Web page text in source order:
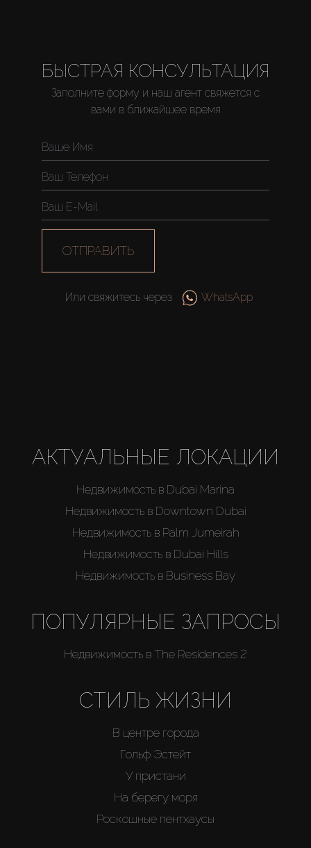
БЫСТРАЯ КОНСУЛЬТАЦИЯ
Заполните форму и наш агент свяжется с
вами в ближайшее время
ОТПРАВИТЬ
Или свяжитесь через WhatsApp
АКТУАЛЬНЫЕ ЛОКАЦИИ
Недвижимость в Dubai Marina
Недвижимость в Downtown Dubai
Недвижимость в Palm Jumeirah
Недвижимость в Dubai Hills
Недвижимость в Business Bay
ПОПУЛЯРНЫЕ ЗАПРОСЫ
Недвижимость в The Residences 2
СТИЛЬ ЖИЗНИ
В центре города
Гольф Эстейт
У пристани
На берегу моря
Роскошные пентхаусы